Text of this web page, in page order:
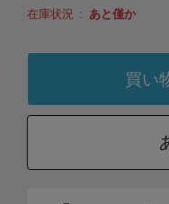
在庫状況
あと僅か